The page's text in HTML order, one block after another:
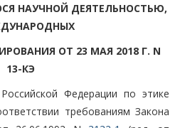
НАУЧНОЙ ДЕЯТЕЛЬНОСТЬЮ,
ОТ 23 МАЯ 2018 Г. N
13-КЭ
Федерации по этике
требованиям Закона